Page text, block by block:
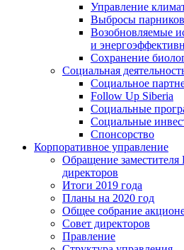
Управление
Выбросы
Возобновляемые
и
Сохранение
Социальная
Социальное
Follow Up Siberia
Социальные
Социальные
Спонсорство
Корпоративное управление
Обращение заместителя
директоров
Итоги 2019 года
Планы на 2020 год
Общее собрание
Совет директоров
Правление